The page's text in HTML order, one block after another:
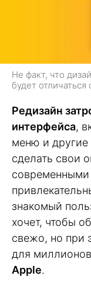
Не факт, что
будет
Редизайн
интерфейса,
меню и другие
сделать свои
современными
знакомый
хочет, чтобы
свежо, но при
для
Apple.